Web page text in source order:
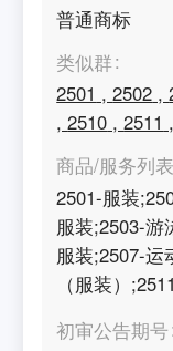
普通商标
类似群
2501 ,2502 ,
,2510 ,2511
商品/服务列表
2501-服装
服装;2503-游
服装;2507-运
（服装）
初审公告期号